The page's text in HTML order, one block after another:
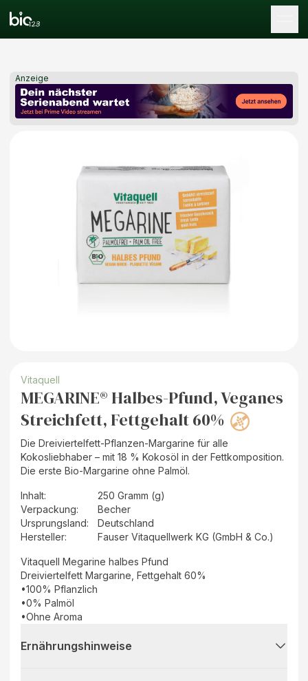
Anzeige
Vitaquell
MEGARINE® Halbes-Pfund, Veganes
Streichfett, Fettgehalt 60%
Die Dreiviertelfett-Pflanzen-Margarine für alle
Kokosliebhaber – mit 18 % Kokosöl in der Fettkomposition.
Die erste Bio-Margarine ohne Palmöl.
Inhalt:
250 Gramm (g)
Verpackung:
Becher
Ursprungsland:
Deutschland
Hersteller: Fauser Vitaquellwerk KG (GmbH & Co.)
Vitaquell Megarine halbes Pfund
Dreiviertelfett Margarine, Fettgehalt 60%
•100% Pflanzlich
•0% Palmöl
•Ohne Aroma
Ernährungshinweise